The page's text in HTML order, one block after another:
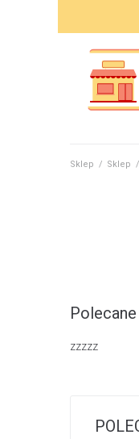
Sklep / Sklep /
Polecane
zzzzz